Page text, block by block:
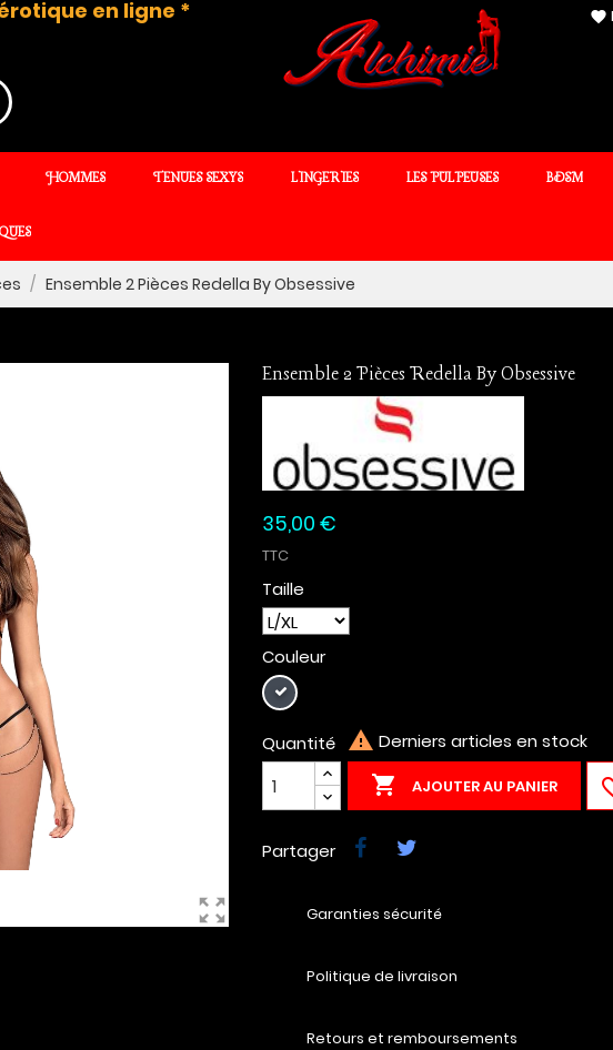
en ligne * favorite
HOMMES TENUES SEXYS LINGERIES LES PULPEUSES BDSM
Ensemble 2 Pièces Redella By Obsessive
zoom_out_map
Ensemble 2 Pièces Redella By Obsessive
35,00 €
TTC
Taille
Couleur
Noir
Quantité
 AJOUTER AU PANIER
 Derniers articles en stock
Partager
Garanties sécurité
Politique de livraison
Retours et remboursements